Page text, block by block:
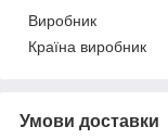
Виробник
Країна виробник
Умови доставки